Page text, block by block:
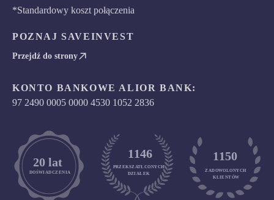
*Standardowy koszt połączenia
POZNAJ SAVEINVEST
Przejdź do strony
KONTO BANKOWE ALIOR BANK:
97 2490 0005 0000 4530 1052 2836
DOŚWIADCZENIA
	20 lat
1146
PRZEKSZATŁCONYCH
DZIAŁEK
1150
ZADOWOLONYCH
KLIENTÓW